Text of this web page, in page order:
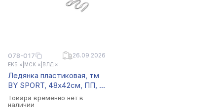
078-017 26.09.2026
ЕКБ × МСК × ВЛД ×
Ледянка пластиковая, тм
BY SPORT, 48х42см, ПП, 3
цвета
Товара временно нет в
наличии